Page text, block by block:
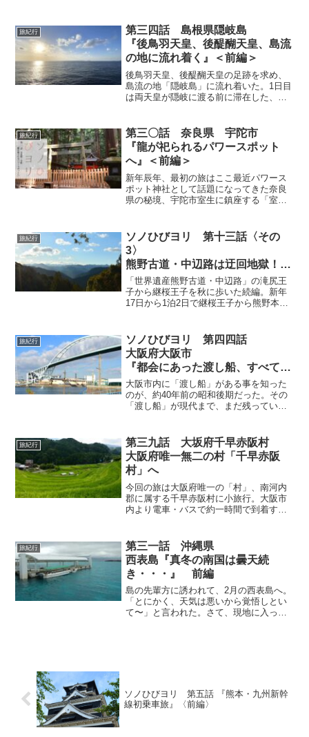
けど、それだけではなかった・・・！
ホスピタリィな町「岸和田」を小旅
行〜。
旅紀行
第三四話 島根県隠岐島
『後鳥羽天皇、後醍醐天皇、島流
の地に流れ着く』＜前編＞
後鳥羽天皇、後醍醐天皇の足跡を求め、
島流の地「隠岐島」に流れ着いた。1日目
は両天皇が隠岐に渡る前に滞在した、対
ノ島の別府港に到着、この日は移動の
み、3日目は中ノ島・海土町へ後鳥羽天皇
の足跡をめぐる日帰り散策。
旅紀行
第三〇話 奈良県 宇陀市
『龍が祀られるパワースポット
へ』＜前編＞
新年辰年、最初の旅はここ最近パワース
ポット神社として話題になってきた奈良
県の秘境、宇陀市室生に鎮座する「室生
バスで約19分。ただ、バスの本数は午前8
時から午後6時の間1時間に1本・・・。
旅紀行
ソノひびヨリ 第十三話〈その
3〉
熊野古道・中辺路は迂回地獄！？
和歌山県 世界遺産熊野古道・中
辺路
「継桜王子〜農家民宿はる泊〜熊
「世界遺産熊野古道・中辺路」の滝尻王
子から継桜王子を秋に歩いた続編。新年
17日から1泊2日で継桜王子から熊野本宮
上通行止めの迂回、迂回の迂回地獄！！
のその2、読んでから歩くか、歩いてから
読むか（笑）。
旅紀行
ソノひびヨリ 第四四話
大阪府大阪市
『都会にあった渡し船、すべて渡
ってみた！』
＜前編＞
大阪市内に「渡し船」がある事を知った
のが、約40年前の昭和後期だった。その
「渡し船」が現代まで、まだ残っている
ぐ「木津川渡船場」、大正区内の「船町
渡船場」、大正区と西成区を繋ぐ「千本
松渡船場」「落合下渡船場」「落合上渡
船場」。
旅紀行
第三九話 大坂府千早赤阪村
大阪府唯一無二の村「千早赤阪
村」へ
今回の旅は大阪府唯一の「村」、南河内
郡に属する千早赤阪村に小旅行。大阪市
内より電車・バスで約一時間で到着する
のヒーロー楠木正成の史跡や棚田百選に
選ばれた「下赤阪の棚田」を巡る。
旅紀行
第三一話 沖縄県
西表島『真冬の南国は曇天続
き・・・』 前編
島の先輩方に誘われて、2月の西表島へ。
「とにかく、天気は悪いから覚悟しとい
て〜」と言われた。さて、現地に入って
ソノひびヨリ 第五話 『熊本・九州新幹
線初乗車旅』〈前編〉